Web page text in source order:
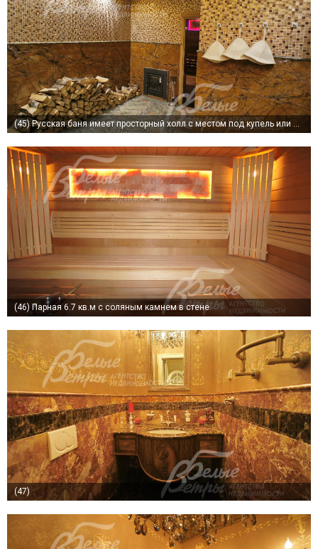
(45)Русская баня имеет просторный холл с местом под купель или джакузи
(46) Парная 6.7 кв.м с соляным камнем в стене
(47)